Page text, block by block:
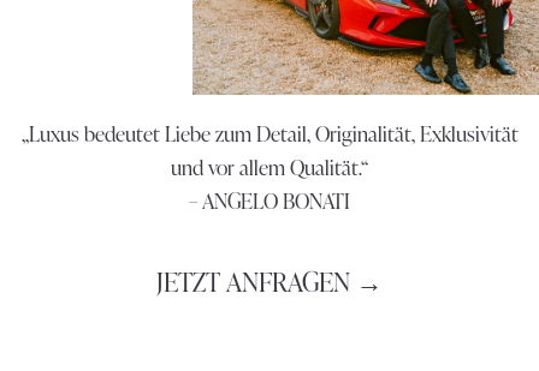
„Luxus bedeutet Liebe zum Detail, Originalität, Exklusivität
und vor allem Qualität.“
– ANGELO BONATI
JETZT ANFRAGEN →